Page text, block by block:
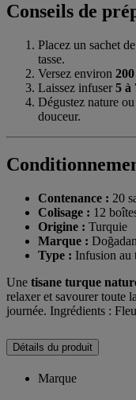
Conseils de
Placez un sachet de
tasse.
Versez environ
Laissez infuser5 à
Dégustez nature
douceur.
Contenance : 20
Colisage : 12
Origine : Turquie
Marque : Doğadan
Type : Infusion au
Une tisane turque
relaxer et savourer toute
journée. Ingrédients :
Détails du produit
Marque